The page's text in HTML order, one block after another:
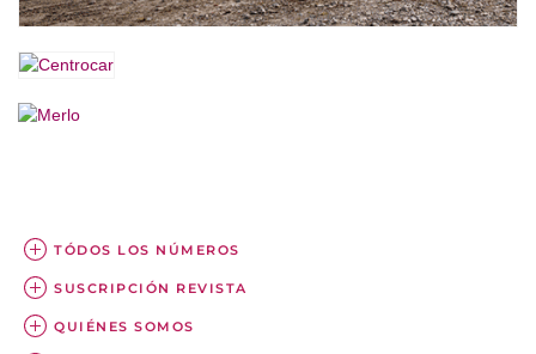
TÓDOS LOS NÚMEROS
SUSCRIPCIÓN REVISTA
QUIÉNES SOMOS